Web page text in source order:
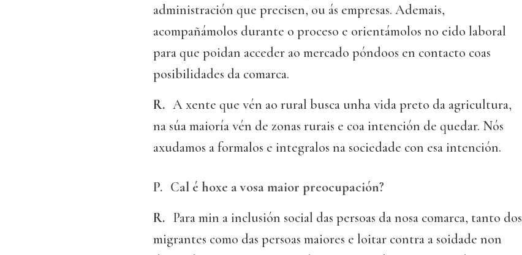
administración que precisen, ou ás empresas. Ademais,
acompañámolos durante o proceso e orientámolos no eido laboral
para que poidan acceder ao mercado póndoos en contacto coas
posibilidades da comarca.
R. A xente que vén ao rural busca unha vida preto da agricultura,
na súa maioría vén de zonas rurais e coa intención de quedar. Nós
axudamos a formalos e integralos na sociedade con esa intención.
P. Cal é hoxe a vosa maior preocupación?
R. Para min a inclusión social das persoas da nosa comarca, tanto dos
migrantes como das persoas maiores e loitar contra a soidade non